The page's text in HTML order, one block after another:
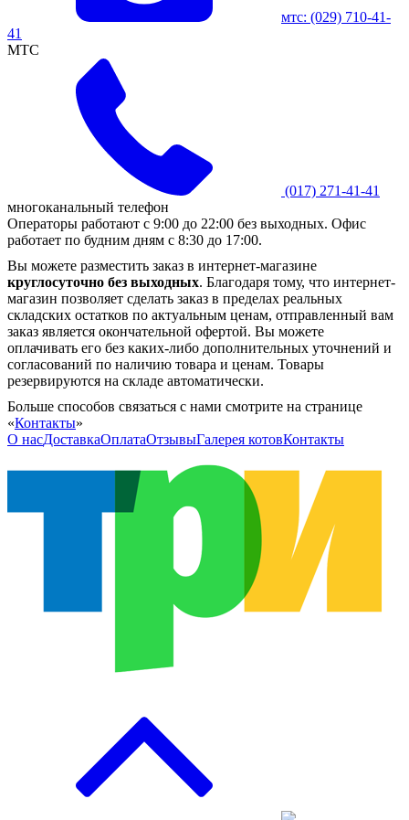
мтс: (029) 710-41-
41
MTC
(017) 271-41-41
многоканальный телефон
Операторы работают с 9:00 до 22:00 без выходных. Офис
работает по будним дням с 8:30 до 17:00.
Вы можете разместить заказ в интернет-магазине
круглосуточно без выходных. Благодаря тому, что интернет-
магазин позволяет сделать заказ в пределах реальных
складских остатков по актуальным ценам, отправленный вам
заказ является окончательной офертой. Вы можете
оплачивать его без каких-либо дополнительных уточнений и
согласований по наличию товара и ценам. Товары
резервируются на складе автоматически.
Больше способов связаться с нами смотрите на странице
«Контакты»
О насДоставкаОплатаОтзывыГалерея котовКонтакты